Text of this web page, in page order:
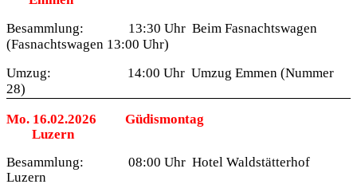
Besammlung:
13:30 Uhr Beim Fasnachtswagen
(Fasnachtswagen 13:00 Uhr)
Umzug:
14:00 Uhr Umzug Emmen (Nummer
28)
Mo. 16.02.2026
Güdismontag
Luzern
Besammlung:
08:00 Uhr Hotel Waldstätterhof
Luzern